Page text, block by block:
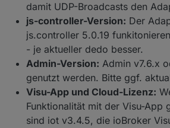
damit UDP-Broadcasts den
js-controller-Version: Der
js.controller 5.0.19
- je aktueller dedo besser.
Admin-Version: Admin v7.6.x
genutzt werden. Bitte ggf.
Visu-App und Cloud-Lizenz:
Funktionalität mit der Visu-App
sind iot v3.4.5, die ioBroker